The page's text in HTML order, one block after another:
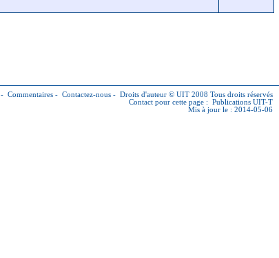
- Commentaires - Contactez-nous - Droits d'auteur © UIT 2008 Tous droits réservés
Contact pour cette page : Publications UIT-T
Mis à jour le : 2014-05-06